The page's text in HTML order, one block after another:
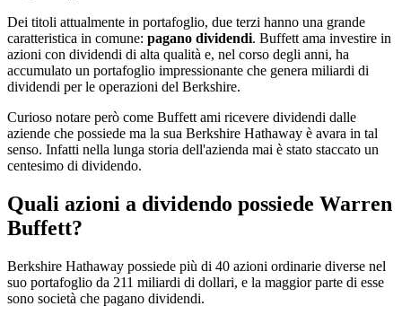
Dei titoli attualmente in portafoglio, due terzi hanno una grande
caratteristica in comune: pagano dividendi. Buffett ama investire in
azioni con dividendi di alta qualità e, nel corso degli anni, ha
accumulato un portafoglio impressionante che genera miliardi di
dividendi per le operazioni del Berkshire.
Curioso notare però come Buffett ami ricevere dividendi dalle
aziende che possiede ma la sua Berkshire Hathaway è avara in tal
senso. Infatti nella lunga storia dell'azienda mai è stato staccato un
centesimo di dividendo.
Quali azioni a dividendo possiede Warren
Buffett?
Berkshire Hathaway possiede più di 40 azioni ordinarie diverse nel
suo portafoglio da 211 miliardi di dollari, e la maggior parte di esse
sono società che pagano dividendi.